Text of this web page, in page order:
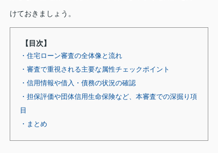
けておきましょう。
【目次】
・住宅ローン審査の全体像と流れ
・審査で重視される主要な属性チェックポイント
・信用情報や借入・債務の状況の確認
・担保評価や団体信用生命保険など、本審査での深掘り項
目
・まとめ